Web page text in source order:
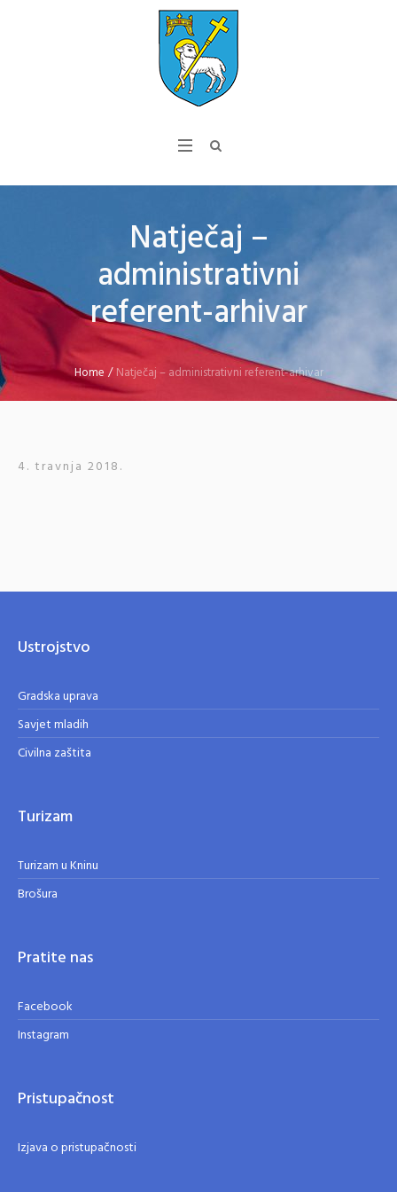
Natječaj –
administrativni
referent-arhivar
Home /Natječaj – administrativni referent-arhivar
4. travnja 2018.
Ustrojstvo
Gradska uprava
Savjet mladih
Civilna zaštita
Turizam
Turizam u Kninu
Brošura
Pratite nas
Facebook
Instagram
Pristupačnost
Izjava o pristupačnosti